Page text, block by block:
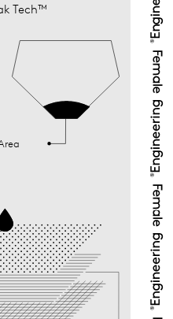
Tech™